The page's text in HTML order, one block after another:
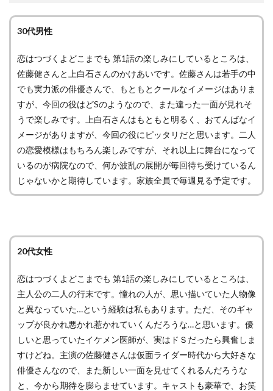
30代男性
恋はつづくよどこまでも 第1話の楽しみにしているところは、
佐藤健さんと上白石さんのかけあいです。佐藤さんは若手の中
でも実力派の俳優さんで、もともとクールなイメージはありま
すが、今回の役はどSのようなので、また違った一面が見れそ
うで楽しみです。上白石さんはもともと明るく、おてんばなイ
メージがありますが、今回の役にピッタリだと思います。二人
の恋愛模様はもちろん楽しみですが、それ以上に舞台になって
いるのが病院なので、何か波乱の展開が毎回待ち受けているん
じゃないかと期待しています。家族全員で毎週見る予定です。
20代女性
恋はつづくよどこまでも 第1話の楽しみにしているところは、
主人公の二人の行末です。憧れの人が、思い描いていた人物像
と異なっていた…という経験は私もあります。ただ、そのギャ
ップが良かれ悪かれ惹かれていくんだろうな…と思います。優
しいと思っていたイケメン医師が、実はドＳだったら興奮しま
すけどね。主演の佐藤健さんは仮面ライダー時代から大好きな
俳優さんなので、また新しい一面を見せてくれるんだろうな
と、今から期待を膨らませています。キャストも豪華で、お笑